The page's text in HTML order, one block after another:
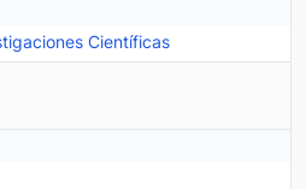
Científicas